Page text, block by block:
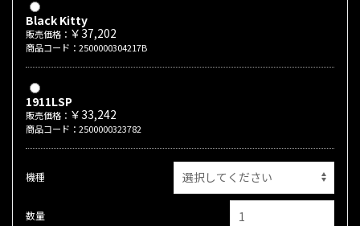
Black Kitty
販売価格： ￥37,202
商品コード：2500000304217B
1911LSP
販売価格： ￥33,242
商品コード：2500000323782
機種
数量